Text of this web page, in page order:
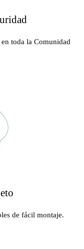
toda la Comunidad
de fácil montaje.